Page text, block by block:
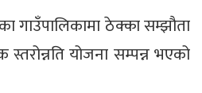
गाउँपालिकामा ठेक्का सम्झौता
योजना सम्पन्न भएको